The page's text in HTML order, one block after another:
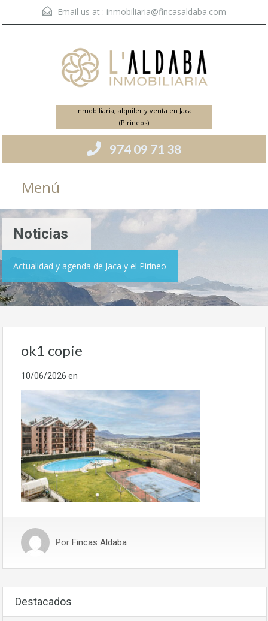
Email us at : inmobiliaria@fincasaldaba.com
Inmobiliaria, alquiler y venta en Jaca
(Pirineos)
974 09 71 38
Menú
Noticias
Actualidad y agenda de Jaca y el Pirineo
ok1 copie
10/06/2026 en
Por Fincas Aldaba
Destacados